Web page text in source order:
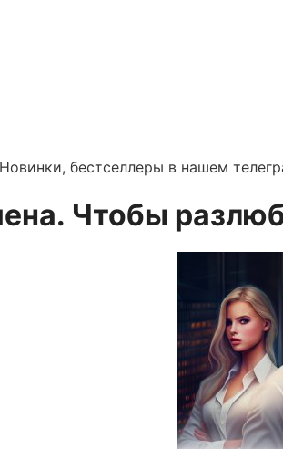
Новинки, бестселлеры в нашем
Чтобы